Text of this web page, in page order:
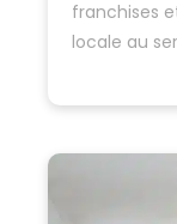
franchises
locale au